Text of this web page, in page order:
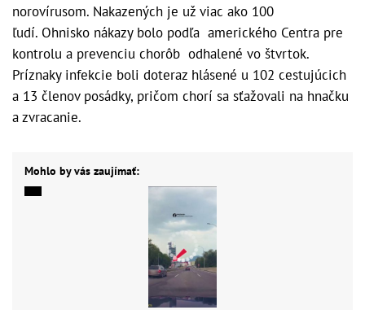
norovírusom. Nakazených je už viac ako 100
ľudí. Ohnisko nákazy bolo podľa amerického Centra pre
kontrolu a prevenciu chorôb odhalené vo štvrtok.
Príznaky infekcie boli doteraz hlásené u 102 cestujúcich
a 13 členov posádky, pričom chorí sa sťažovali na hnačku
a zvracanie.
Mohlo by vás zaujímať: